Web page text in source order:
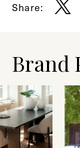
Share:
Brand